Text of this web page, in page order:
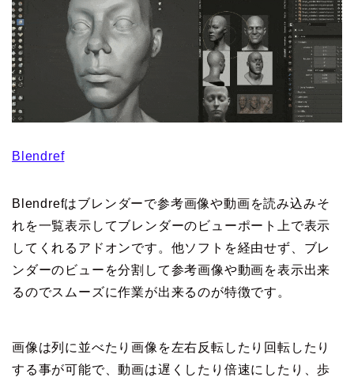
Blendref
Blendrefはブレンダーで参考画像や動画を読み込みそ
れを一覧表示してブレンダーのビューポート上で表示
してくれるアドオンです。他ソフトを経由せず、ブレ
ンダーのビューを分割して参考画像や動画を表示出来
るのでスムーズに作業が出来るのが特徴です。
画像は列に並べたり画像を左右反転したり回転したり
する事が可能で、動画は遅くしたり倍速にしたり、歩